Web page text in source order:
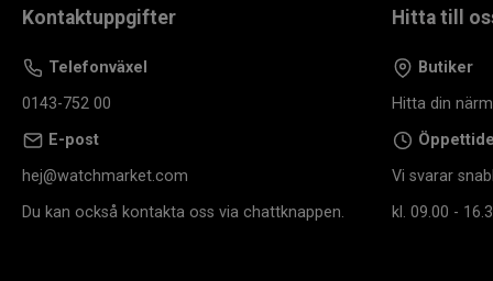
Kontaktuppgifter
Telefonväxel
0143-752 00
E-post
hej@watchmarket.com
Du kan också kontakta oss via chattknappen.
Hitta till
Butiker
Hitta din
Vi svarar
kl. 09.00 -